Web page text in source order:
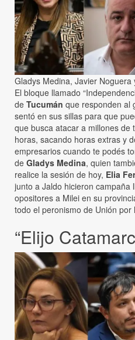
Gladys Medina, Javier Noguera
El bloque llamado
de Tucumán que responden al
sentó en sus sillas para que
que busca atacar a millones de
horas, sacando horas extras y
empresarios cuando te podés
de Gladys Medina, quien
realice la sesión de hoy, Elia
junto a Jaldo hicieron campaña
opositores a Milei en su
todo el peronismo de Unión por
“Elijo